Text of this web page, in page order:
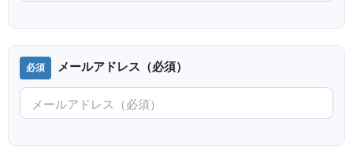
メールアドレス（必須）